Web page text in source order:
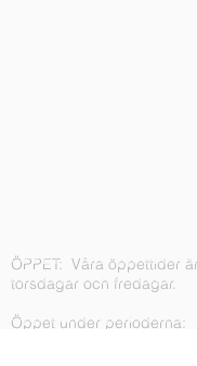
ÖPPET: Våra öppettider
torsdagar och fredagar.
Öppet under perioderna: